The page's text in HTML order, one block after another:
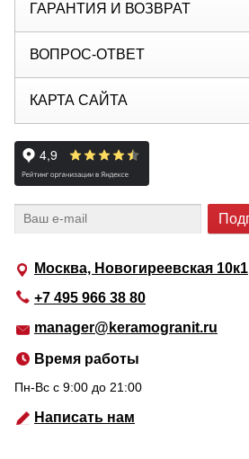
Москва, Новогиреевская 10к1
+7 495 966 38 80
manager@keramogranit.ru
Время работы
Пн-Вс c 9:00 до 21:00
Написать нам
ГАРАНТИЯ И ВОЗВРАТ
ВОПРОС-ОТВЕТ
КАРТА САЙТА